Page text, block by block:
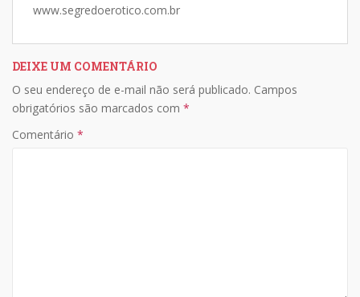
www.segredoerotico.com.br
DEIXE UM COMENTÁRIO
O seu endereço de e-mail não será publicado. Campos
obrigatórios são marcados com *
Comentário *